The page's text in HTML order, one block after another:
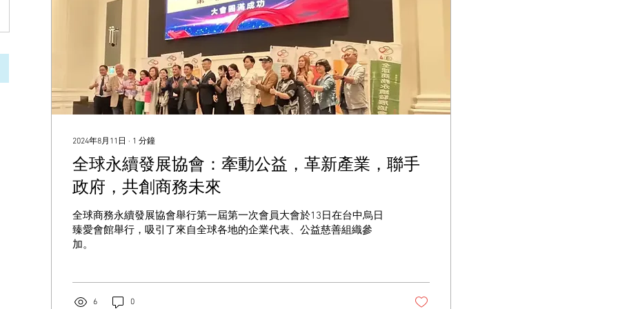
2024年8月11日 ∙ 1 分鐘
全球永續發展協會：牽動公益，革新產業，聯手
政府，共創商務未來
全球商務永續發展協會舉行第一屆第一次會員大會於13日在台中烏日
臻愛會館舉行，吸引了來自全球各地的企業代表、公益慈善組織參
加。
6 0